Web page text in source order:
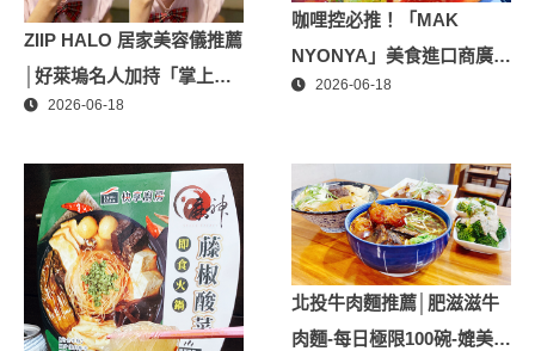
ZIIP HALO 居家美容儀推薦
│好萊塢名人加持「掌上
型」智能美膚管家，奈米微
膚│專屬折扣碼【ZPLAI】
額外9折
2026-06-18
咖哩控必推！「MAK
NYONYA」美食進口商廣紘
國際進口！讓人直接變成咖
2026-06-18
北投牛肉麵推薦│肥滋滋牛
肉麵-每日極限100碗-媲美星